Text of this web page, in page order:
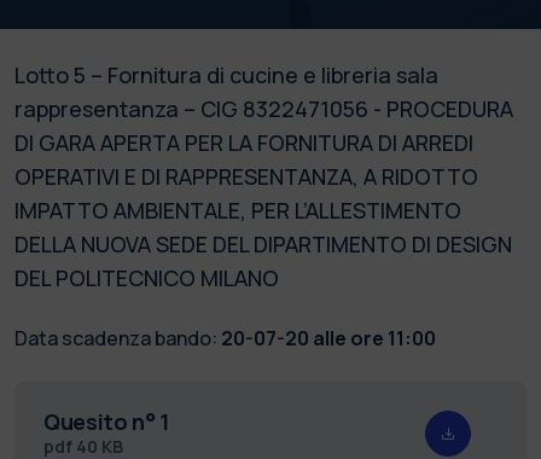
Lotto 5 – Fornitura di cucine e libreria sala
rappresentanza – CIG 8322471056 - PROCEDURA
DI GARA APERTA PER LA FORNITURA DI ARREDI
OPERATIVI E DI RAPPRESENTANZA, A RIDOTTO
IMPATTO AMBIENTALE, PER L’ALLESTIMENTO
DELLA NUOVA SEDE DEL DIPARTIMENTO DI DESIGN
DEL POLITECNICO MILANO
Data scadenza bando: 20-07-20 alle ore 11:00
Quesito n° 1
pdf 40 KB